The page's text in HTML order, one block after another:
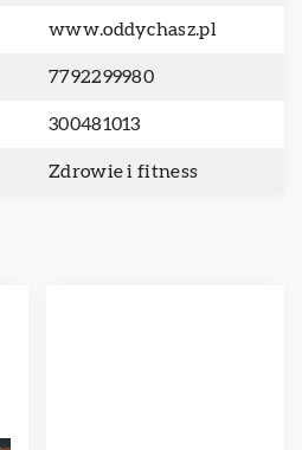
www.oddychasz.pl
7792299980
300481013
Zdrowie i fitness